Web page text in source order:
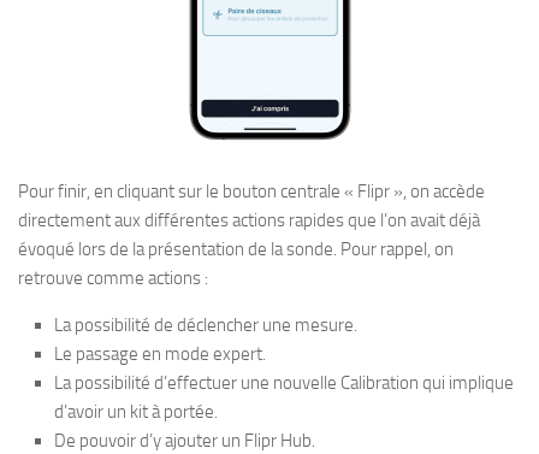
Pour finir, en cliquant sur le bouton centrale « Flipr », on accède
directement aux différentes actions rapides que l’on avait déjà
évoqué lors de la présentation de la sonde. Pour rappel, on
retrouve comme actions :
La possibilité de déclencher une mesure.
Le passage en mode expert.
La possibilité d’effectuer une nouvelle Calibration qui implique
d’avoir un kit à portée.
De pouvoir d’y ajouter un Flipr Hub.